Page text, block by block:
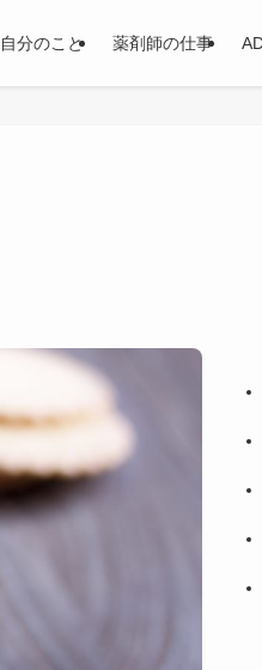
自分のこと 薬剤師の仕事